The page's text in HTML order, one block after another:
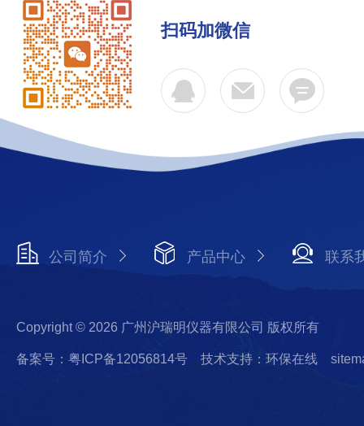
扫码加微信
公司简介 产品中心 联系
Copyright © 2026 广州沪瑞明仪器有限公司 版权所有
备案号：粤ICP备12056814号 技术支持：环保在线